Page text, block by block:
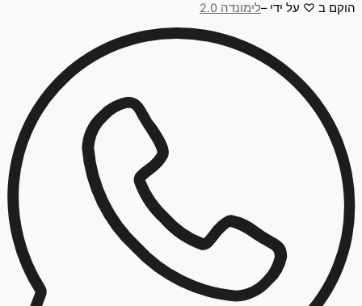
הוקם ב ♡ על ידי –לימונדה 2.0